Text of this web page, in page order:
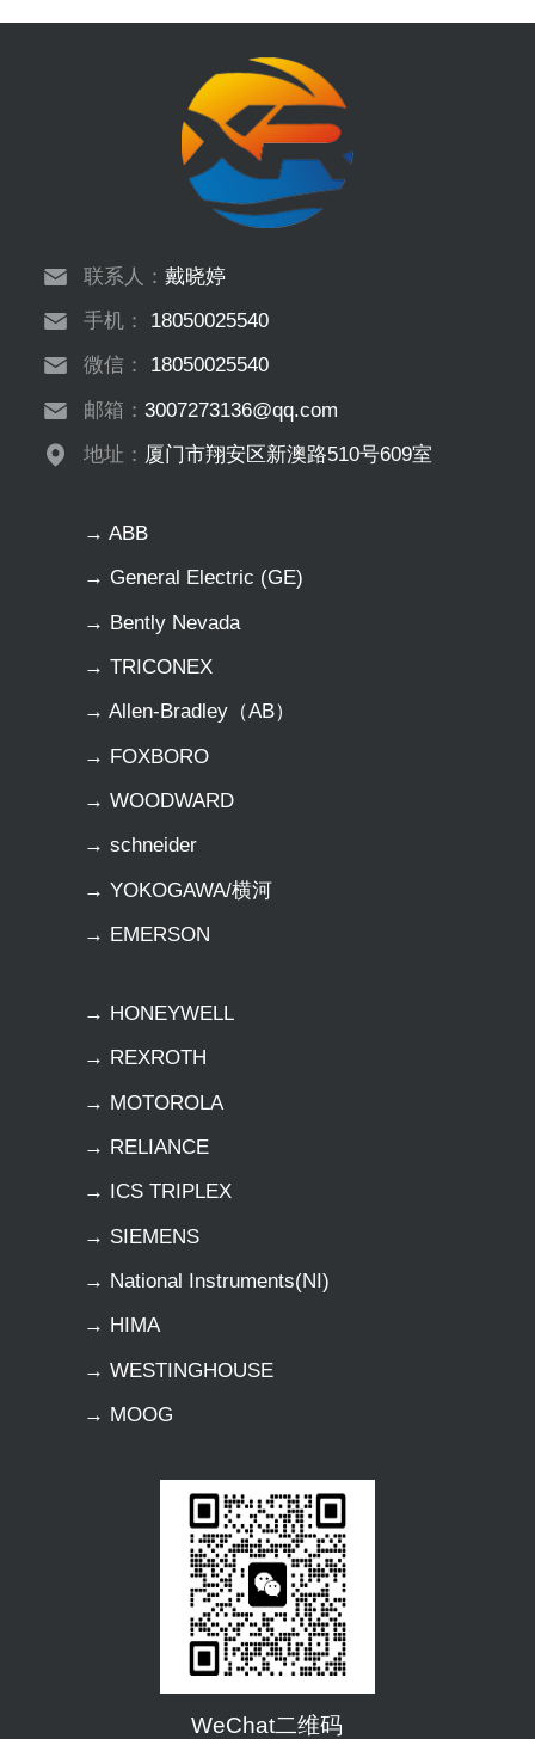
联系人：戴晓婷
手机：
18050025540
微信：
18050025540
邮箱：3007273136@qq.com
地址： 厦门市翔安区新澳路510号609室
→ ABB
→ General Electric (GE)
→ Bently Nevada
→ TRICONEX
→ Allen-Bradley（AB）
→ FOXBORO
→ WOODWARD
→ schneider
→ YOKOGAWA/横河
→ EMERSON
→ HONEYWELL
→ REXROTH
→ MOTOROLA
→ RELIANCE
→ ICS TRIPLEX
→ SIEMENS
→ National Instruments(NI)
→ HIMA
→ WESTINGHOUSE
→ MOOG
WeChat二维码